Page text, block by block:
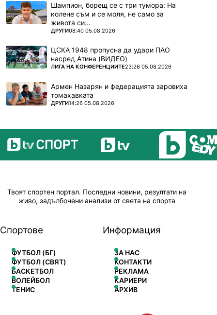
Шампион, борещ се с три тумора: На
колене съм и се моля, не само за
живота си...
ПОВЕЧЕ ОТ
ДРУГИ08:40 05.08.2026
ЦСКА 1948 пропусна да удари ПАО
насред Атина (ВИДЕО)
ПОВЕЧЕ ОТ
ЛИГА НА КОНФЕРЕНЦИИТЕ23:26 05.08.2026
Армен Назарян и федерацията заровиха
томахавката
ПОВЕЧЕ ОТ
ДРУГИ14:26 05.08.2026
Твоят спортен портал. Последни новини, резултати на
живо, задълбочени анализи от света на спорта
Спортове
ФУТБОЛ (БГ)
ФУТБОЛ (СВЯТ)
БАСКЕТБОЛ
ВОЛЕЙБОЛ
ТЕНИС
Информация
ЗА НАС
КОНТАКТИ
РЕКЛАМА
КАРИЕРИ
АРХИВ